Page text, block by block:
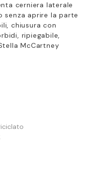
cerniera laterale
aprire la parte
chiusura con
ripiegabile,
McCartney